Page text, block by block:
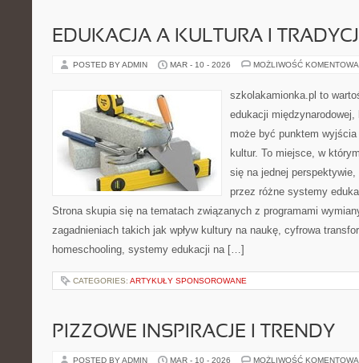
EDUKACJA A KULTURA I
POSTED BY ADMIN MAR - 10 - 2026 MOŻLIWOŚĆ
szkolakamionka.pl to
edukacji
może być punktem
kultur. To miejsce, w
się na jednej
przez różne systemy
Strona skupia się na tematach związanych z programami
zagadnieniach takich jak wpływ kultury na naukę, cyfrowa
homeschooling, systemy edukacji na […]
CATEGORIES: ARTYKUŁY SPONSOROWANE
PIZZOWE INSPIRACJE I TRENDY
POSTED BY ADMIN MAR - 10 - 2026 MOŻLIWOŚĆ